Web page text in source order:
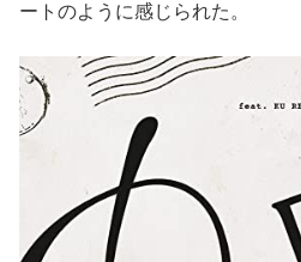
ートのように感じられた。